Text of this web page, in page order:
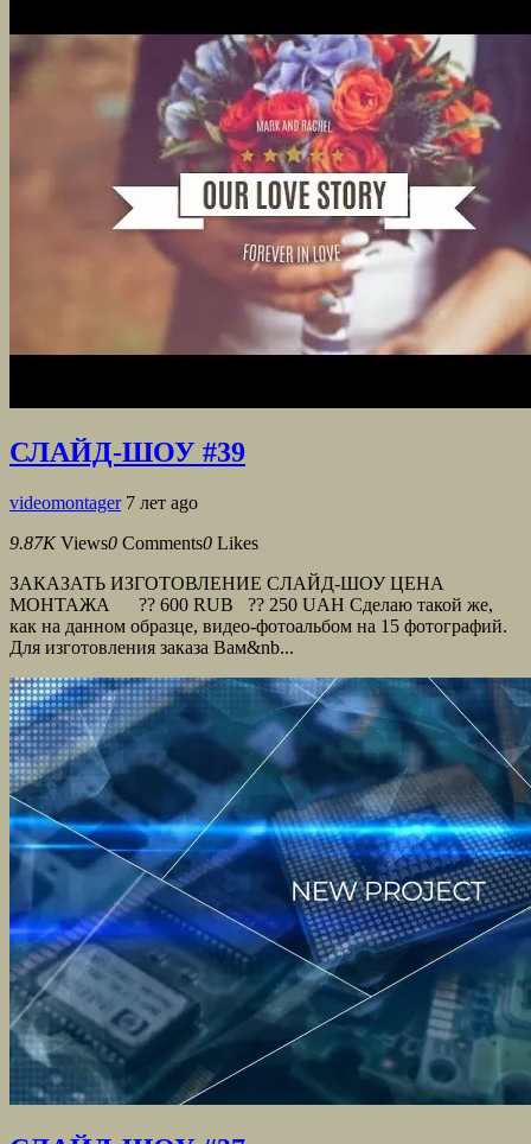
СЛАЙД-ШОУ #39
videomontager 7 лет ago
9.87K Views0 Comments0 Likes
ЗАКАЗАТЬ ИЗГОТОВЛЕНИЕ СЛАЙД-ШОУ ЦЕНА
МОНТАЖА ?? 600 RUB ?? 250 UAH Сделаю такой же,
как на данном образце, видео-фотоальбом на 15 фотографий.
Для изготовления заказа Вам&nb...